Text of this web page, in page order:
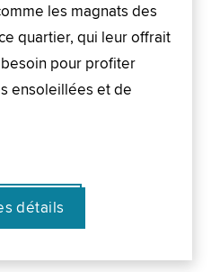
les magnats des
quartier, qui leur offrait
pour profiter
ensoleillées et de
détails